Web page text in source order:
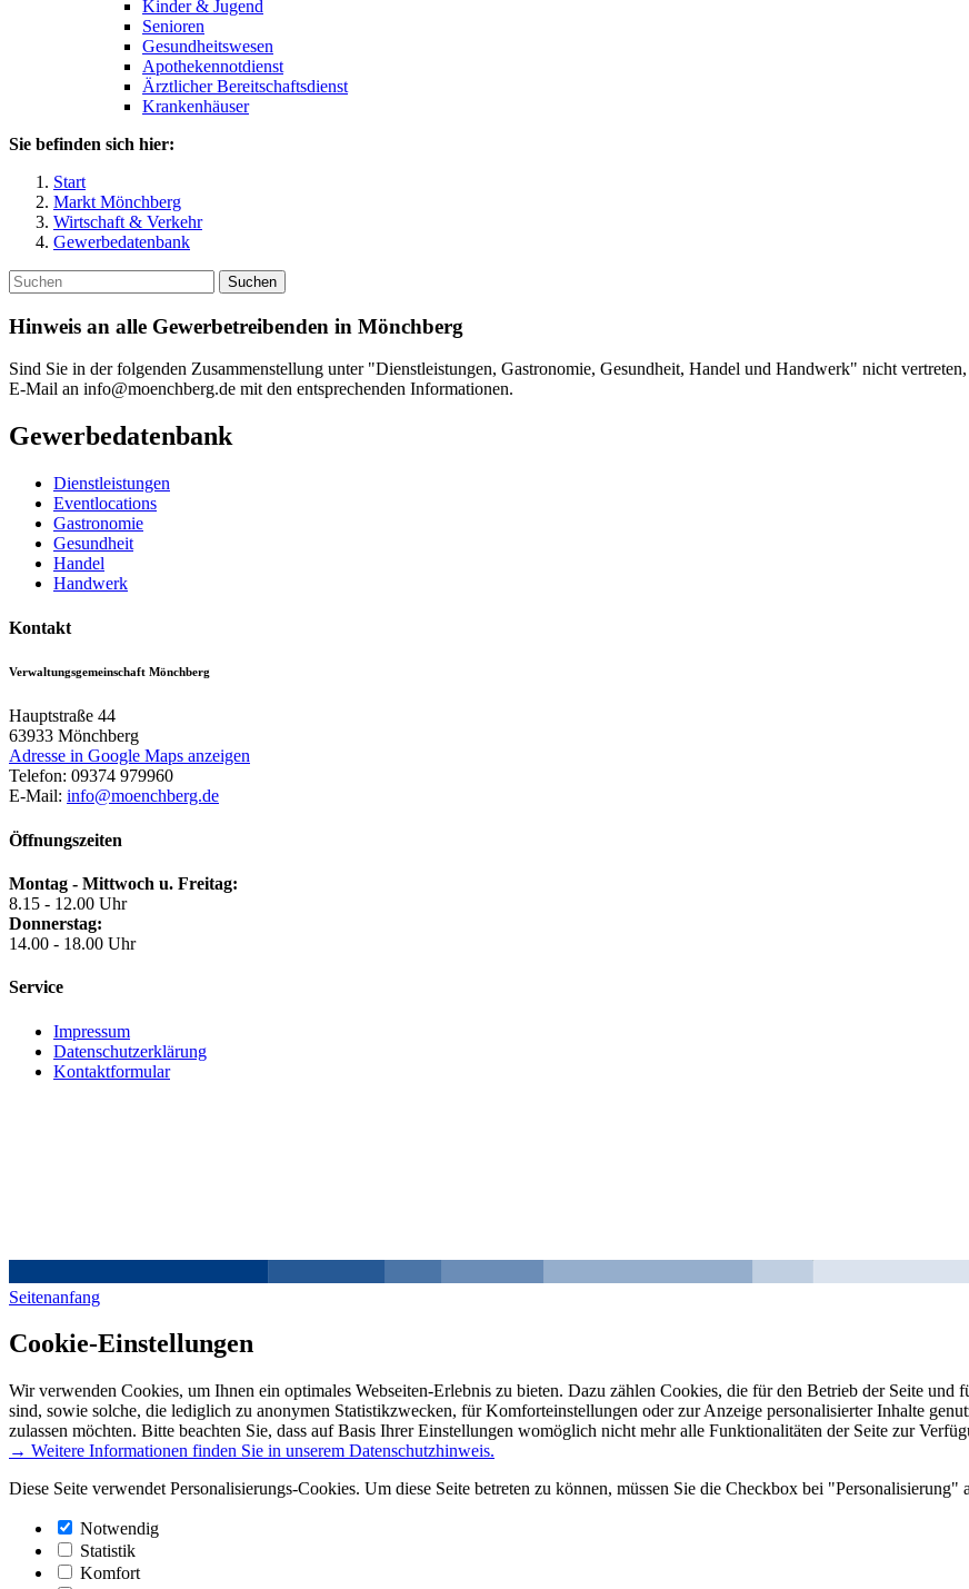
Kinder & Jugend
Senioren
Gesundheitswesen
Apothekennotdienst
Ärztlicher Bereitschaftsdienst
Krankenhäuser
Sie befinden sich hier:
Start
Markt Mönchberg
Wirtschaft & Verkehr
Gewerbedatenbank
Suchen
Hinweis an alle Gewerbetreibenden in Mönchberg
Sind Sie in der folgenden Zusammenstellung unter "Dienstleistungen, Gastronomie, Gesundheit, Handel und Handwerk" nicht
E-Mail an info@moenchberg.de mit den entsprechenden Informationen.
Gewerbedatenbank
Dienstleistungen
Eventlocations
Gastronomie
Gesundheit
Handel
Handwerk
Kontakt
Verwaltungsgemeinschaft Mönchberg
Hauptstraße 44
63933 Mönchberg
Adresse in Google Maps anzeigen
Telefon: 09374 979960
E-Mail: info@moenchberg.de
Öffnungszeiten
Montag - Mittwoch u. Freitag:
8.15 - 12.00 Uhr
Donnerstag:
14.00 - 18.00 Uhr
Service
Impressum
Datenschutzerklärung
Kontaktformular
Seitenanfang
Cookie-Einstellungen
Wir verwenden Cookies, um Ihnen ein optimales Webseiten-Erlebnis zu bieten. Dazu zählen Cookies, die für den Betrieb der Seite
sind, sowie solche, die lediglich zu anonymen Statistikzwecken, für Komforteinstellungen oder zur Anzeige personalisierter Inhalte
zulassen möchten. Bitte beachten Sie, dass auf Basis Ihrer Einstellungen womöglich nicht mehr alle Funktionalitäten der Seite zur
→ Weitere Informationen finden Sie in unserem Datenschutzhinweis.
Diese Seite verwendet Personalisierungs-Cookies. Um diese Seite betreten zu können, müssen Sie die Checkbox bei "Personalisierung"
Notwendig
Statistik
Komfort